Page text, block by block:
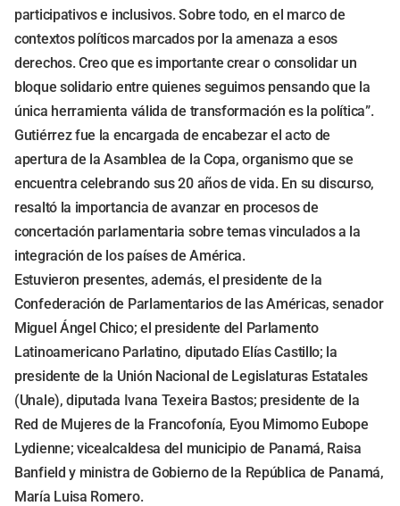
participativos e inclusivos. Sobre todo, en el marco de
contextos políticos marcados por la amenaza a esos
derechos. Creo que es importante crear o consolidar un
bloque solidario entre quienes seguimos pensando que la
única herramienta válida de transformación es la política”.
Gutiérrez fue la encargada de encabezar el acto de
apertura de la Asamblea de la Copa, organismo que se
encuentra celebrando sus 20 años de vida. En su discurso,
resaltó la importancia de avanzar en procesos de
concertación parlamentaria sobre temas vinculados a la
integración de los países de América.
Estuvieron presentes, además, el presidente de la
Confederación de Parlamentarios de las Américas, senador
Miguel Ángel Chico; el presidente del Parlamento
Latinoamericano Parlatino, diputado Elías Castillo; la
presidente de la Unión Nacional de Legislaturas Estatales
(Unale), diputada Ivana Texeira Bastos; presidente de la
Red de Mujeres de la Francofonía, Eyou Mimomo Eubope
Lydienne; vicealcaldesa del municipio de Panamá, Raisa
Banfield y ministra de Gobierno de la República de Panamá,
María Luisa Romero.